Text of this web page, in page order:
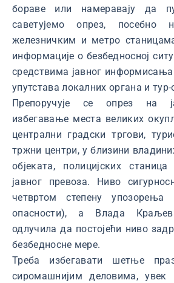
бораве или намеравају да
саветујемо опрез, посебно
железничким и метро
информације о безбедносној
средствима јавног
упутстава локалних органа и
Препоручује се опрез на
избегавање места великих
централни градски тргови,
тржни центри, у близини
објеката, полицијских
јавног превоза. Ниво
четвртом степену упозорења
опасности), а Влада
одлучила да постојећи ниво
безбедносне мере.
Треба избегавати шетње
сиромашнијим деловима, увек